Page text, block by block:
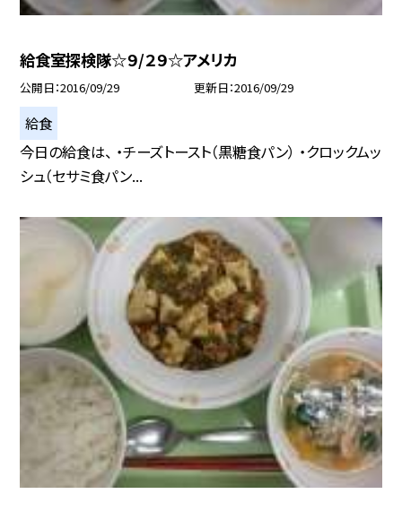
給食室探検隊☆９/２９☆アメリカ
公開日 2016/09/29 更新日 2016/09/29
給食
今日の給食は、 ・チーズトースト（黒糖食パン） ・クロックムッ
シュ（セサミ食パン...